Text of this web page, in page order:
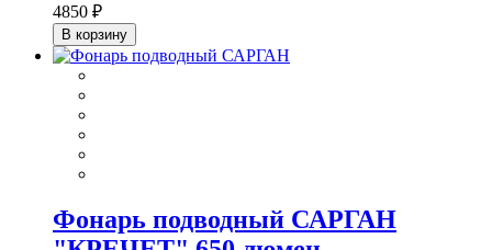
4850 ₽
В корзину
Фонарь подводный САРГАН